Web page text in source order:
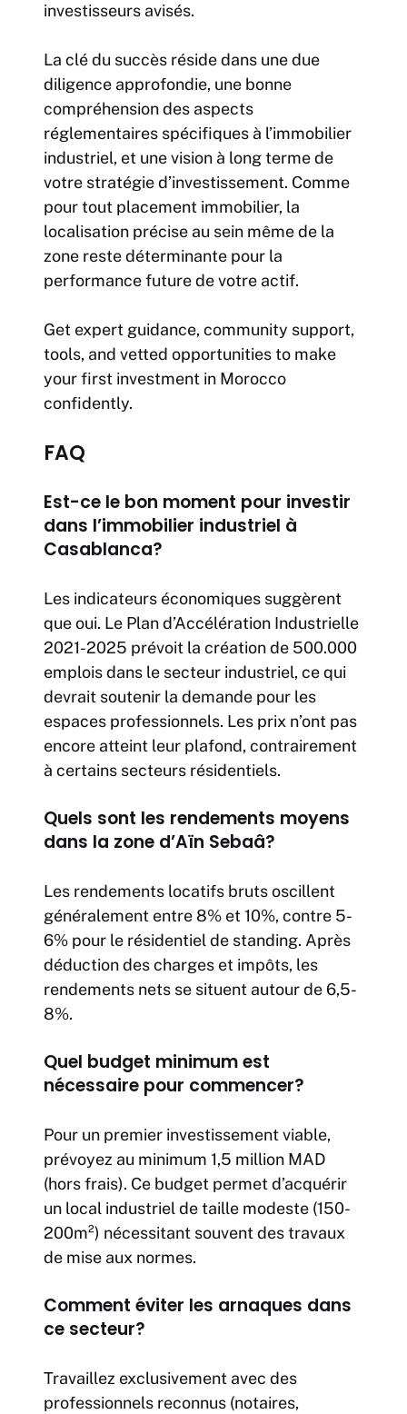
investisseurs avisés.
La clé du succès réside dans une due
diligence approfondie, une bonne
compréhension des aspects
réglementaires spécifiques à l’immobilier
industriel, et une vision à long terme de
votre stratégie d’investissement. Comme
pour tout placement immobilier, la
localisation précise au sein même de la
zone reste déterminante pour la
performance future de votre actif.
Get expert guidance, community support,
tools, and vetted opportunities to make
your first investment in Morocco
confidently.
FAQ
Est-ce le bon moment pour investir
dans l’immobilier industriel à
Casablanca?
Les indicateurs économiques suggèrent
que oui. Le Plan d’Accélération Industrielle
2021-2025 prévoit la création de 500.000
emplois dans le secteur industriel, ce qui
devrait soutenir la demande pour les
espaces professionnels. Les prix n’ont pas
encore atteint leur plafond, contrairement
à certains secteurs résidentiels.
Quels sont les rendements moyens
dans la zone d’Aïn Sebaâ?
Les rendements locatifs bruts oscillent
généralement entre 8% et 10%, contre 5-
6% pour le résidentiel de standing. Après
déduction des charges et impôts, les
rendements nets se situent autour de 6,5-
8%.
Quel budget minimum est
nécessaire pour commencer?
Pour un premier investissement viable,
prévoyez au minimum 1,5 million MAD
(hors frais). Ce budget permet d’acquérir
un local industriel de taille modeste (150-
200m²) nécessitant souvent des travaux
de mise aux normes.
Comment éviter les arnaques dans
ce secteur?
Travaillez exclusivement avec des
professionnels reconnus (notaires,